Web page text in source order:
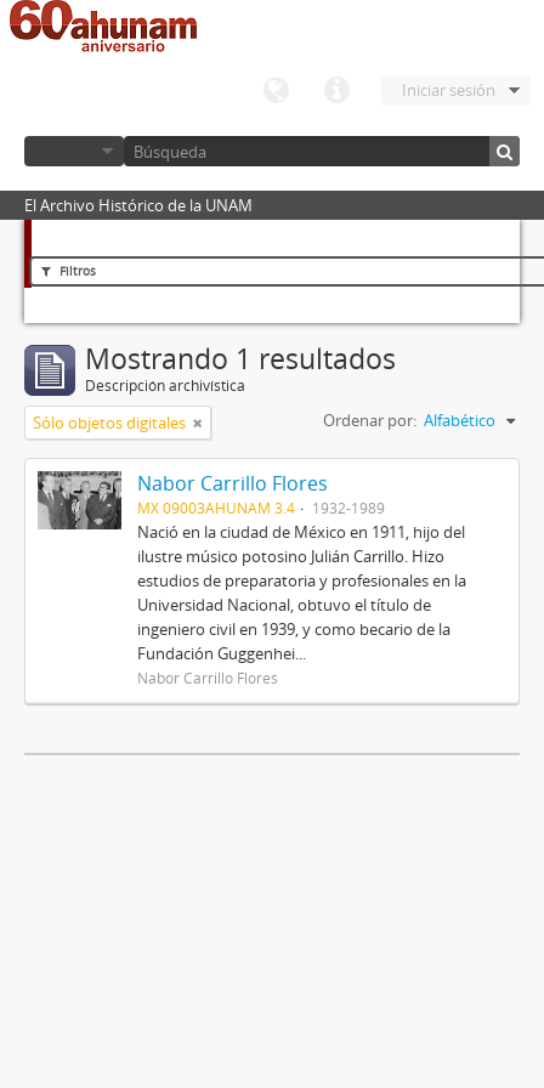
Iniciar sesión
El Archivo Histórico de la UNAM
Filtros
Mostrando 1 resultados
Descripción archivística
Sólo objetos digitales Ordenar por: Alfabético
Nabor Carrillo Flores
MX 09003AHUNAM 3.4 1932-1989
Nació en la ciudad de México en 1911, hijo del
ilustre músico potosino Julián Carrillo. Hizo
estudios de preparatoria y profesionales en la
Universidad Nacional, obtuvo el título de
ingeniero civil en 1939, y como becario de la
Fundación Guggenhei...
Nabor Carrillo Flores